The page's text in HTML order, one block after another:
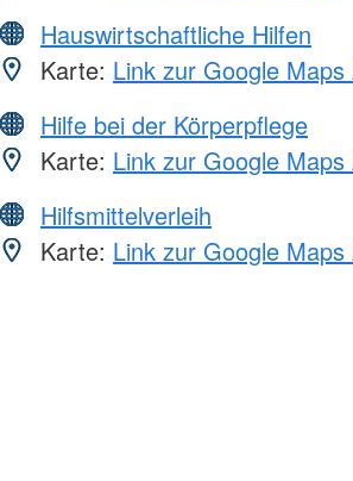
Hauswirtschaftliche Hilfen
Karte: Link zur Google Maps
Hilfe bei der Körperpflege
Karte: Link zur Google Maps
Hilfsmittelverleih
Karte: Link zur Google Maps